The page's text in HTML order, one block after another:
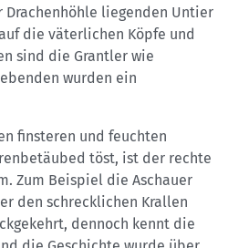
liegenden Untier
die väterlichen Köpfe und
sind die Grantler wie
wurden ein
finsteren und feuchten
töst, ist der rechte
Zum Beispiel die Aschauer
den schrecklichen Krallen
dennoch kennt die